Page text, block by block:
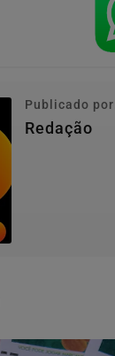
Publicado
Redação